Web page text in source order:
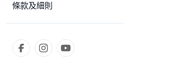
條款及細則